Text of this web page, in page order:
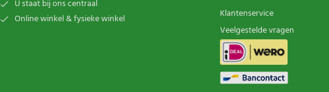
U staat bij ons centraal
Online winkel & fysieke winkel
Klantenservice
Veelgestelde vragen